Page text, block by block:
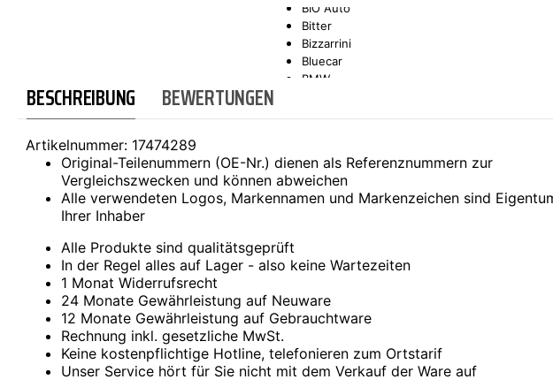
SONAX
BIO Auto
Bitter
Bizzarrini
Bluecar
BMW
Bugatti
Buick
Cadillac
Caterham
Chatenet
Checker
Chrysler
Citroën
BESCHREIBUNG BEWERTUNGEN
Artikelnummer: 17474289
Original-Teilenummern (OE-Nr.) dienen als Referenznummern zur
Vergleichszwecken und können abweichen
Alle verwendeten Logos, Markennamen und Markenzeichen sind
Ihrer Inhaber
Alle Produkte sind qualitätsgeprüft
In der Regel alles auf Lager - also keine Wartezeiten
1 Monat Widerrufsrecht
24 Monate Gewährleistung auf Neuware
12 Monate Gewährleistung auf Gebrauchtware
Rechnung inkl. gesetzliche MwSt.
Keine kostenpflichtige Hotline, telefonieren zum Ortstarif
Unser Service hört für Sie nicht mit dem Verkauf der Ware auf